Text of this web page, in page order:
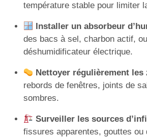
température stable pour limiter
Installer un absorbeur
des bacs à sel, charbon actif,
déshumidificateur électrique.
Nettoyer régulièrement les
rebords de fenêtres, joints de
sombres.
Surveiller les sources
fissures apparentes, gouttes ou